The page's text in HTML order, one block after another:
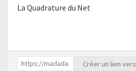
La Quadrature du Net
Créer un lien vers